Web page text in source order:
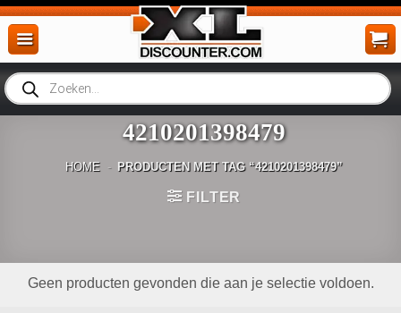
Ga
naar
inhoud
Producten
zoeken
4210201398479
HOME - PRODUCTEN MET TAG “4210201398479”
FILTER
Geen producten gevonden die aan je selectie voldoen.